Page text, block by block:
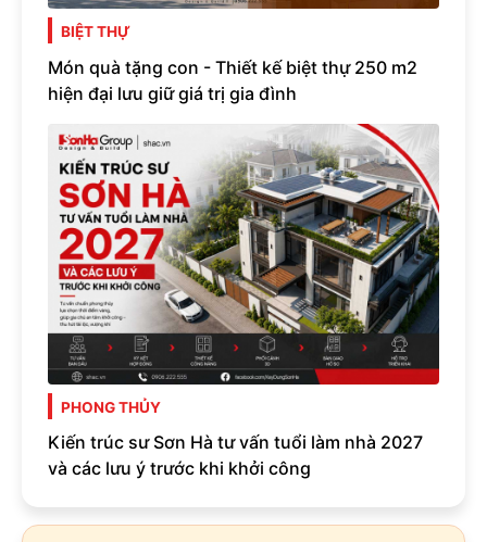
BIỆT THỰ
Món quà tặng con - Thiết kế biệt thự 250 m2
hiện đại lưu giữ giá trị gia đình
PHONG THỦY
Kiến trúc sư Sơn Hà tư vấn tuổi làm nhà 2027
và các lưu ý trước khi khởi công